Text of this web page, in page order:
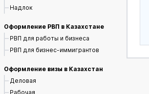
Надлок
Оформление РВП в Казахстане
РВП для работы и бизнеса
РВП для бизнес-иммигрантов
Оформление визы в Казахстан
Деловая
Рабочая